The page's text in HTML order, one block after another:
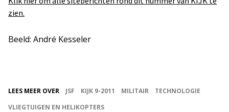
zien.
Beeld: André Kesseler
LEES MEER OVER JSF KIJK 9-2011 MILITAIR
TECHNOLOGIE
VLIEGTUIGEN EN HELIKOPTERS